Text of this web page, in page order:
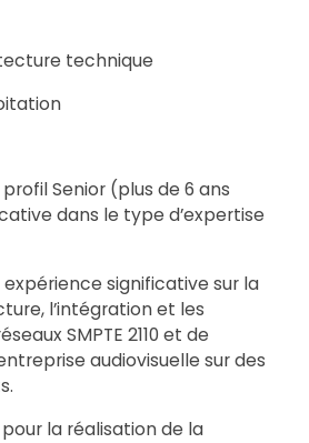
technique
profil Senior (plus de 6 ans
dans le type d’expertise
significative sur la
l’intégration et les
SMPTE 2110 et de
audiovisuelle sur des
la réalisation de la